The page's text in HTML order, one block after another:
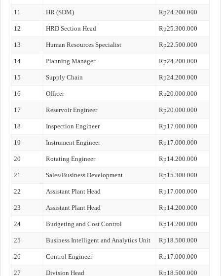
11 HR (SDM) Rp24.200.000
12 HRD Section Head Rp25.300.000
13 Human Resources Specialist Rp22.500.000
14 Planning Manager Rp24.200.000
15 Supply Chain Rp24.200.000
16 Officer Rp20.000.000
17 Reservoir Engineer Rp20.000.000
18 Inspection Engineer Rp17.000.000
19 Instrument Engineer Rp17.000.000
20 Rotating Engineer Rp14.200.000
21 Sales/Business Development Rp15.300.000
22 Assistant Plant Head Rp17.000.000
23 Assistant Plant Head Rp14.200.000
24 Budgeting and Cost Control Rp14.200.000
25 Business Intelligent and Analytics Unit Rp18.500.000
26 Control Engineer Rp17.000.000
27 Division Head Rp18.500.000